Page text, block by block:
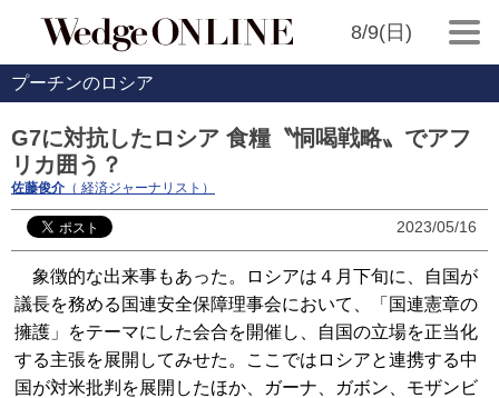
8/9(日)
プーチンのロシア
G7に対抗したロシア 食糧〝恫喝戦略〟でアフ
リカ囲う？
佐藤俊介 （ 経済ジャーナリスト）
2023/05/16
象徴的な出来事もあった。ロシアは４月下旬に、自国が
議長を務める国連安全保障理事会において、「国連憲章の
擁護」をテーマにした会合を開催し、自国の立場を正当化
する主張を展開してみせた。ここではロシアと連携する中
国が対米批判を展開したほか、ガーナ、ガボン、モザンビ